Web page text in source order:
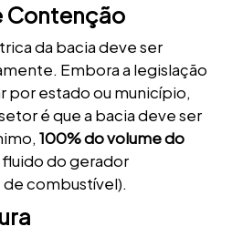
Contenção
da bacia deve ser
Embora a legislação
por estado ou município,
é que a bacia deve ser
100% do volume do
do gerador
combustível).